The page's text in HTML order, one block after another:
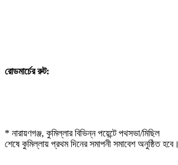
রোডমার্চের রুট:
* নারায়ণগঞ্জ, কুমিল্লার বিভিন্ন পয়েন্টে পথসভা/মিছিল
শেষে কুমিল্লায় প্রথম দিনের সমাপনী সমাবেশ অনুষ্ঠিত হবে।